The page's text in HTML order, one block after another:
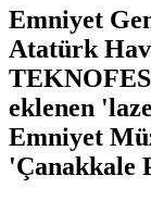
Emniyet
Atatürk
eklenen
Emniyet
'Çanakkale